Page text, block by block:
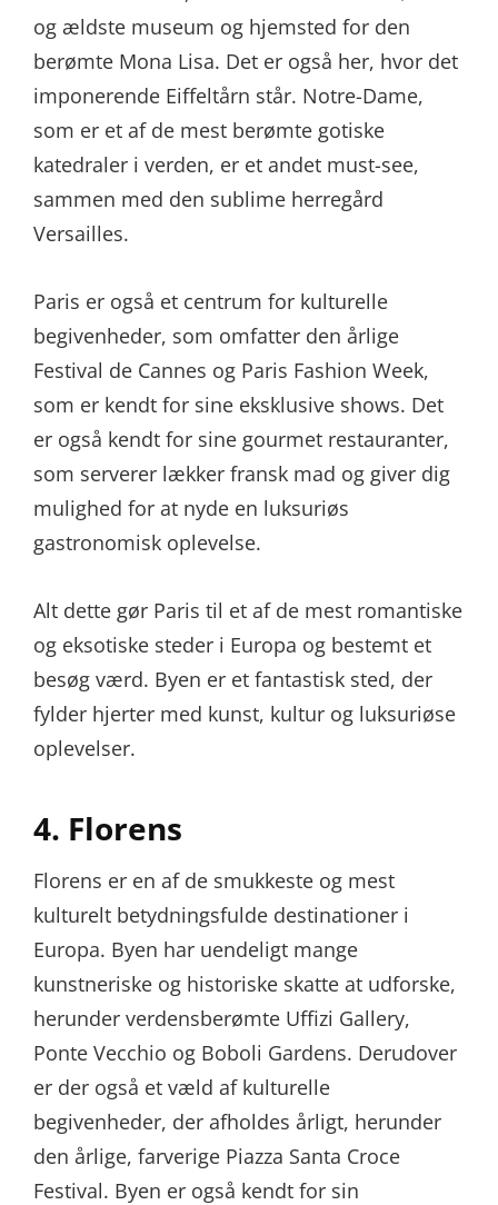
og ældste museum og hjemsted for den
berømte Mona Lisa. Det er også her, hvor det
imponerende Eiffeltårn står. Notre-Dame,
som er et af de mest berømte gotiske
katedraler i verden, er et andet must-see,
sammen med den sublime herregård
Versailles.
Paris er også et centrum for kulturelle
begivenheder, som omfatter den årlige
Festival de Cannes og Paris Fashion Week,
som er kendt for sine eksklusive shows. Det
er også kendt for sine gourmet restauranter,
som serverer lækker fransk mad og giver dig
mulighed for at nyde en luksuriøs
gastronomisk oplevelse.
Alt dette gør Paris til et af de mest romantiske
og eksotiske steder i Europa og bestemt et
besøg værd. Byen er et fantastisk sted, der
fylder hjerter med kunst, kultur og luksuriøse
oplevelser.
4. Florens
Florens er en af de smukkeste og mest
kulturelt betydningsfulde destinationer i
Europa. Byen har uendeligt mange
kunstneriske og historiske skatte at udforske,
herunder verdensberømte Uffizi Gallery,
Ponte Vecchio og Boboli Gardens. Derudover
er der også et væld af kulturelle
begivenheder, der afholdes årligt, herunder
den årlige, farverige Piazza Santa Croce
Festival. Byen er også kendt for sin